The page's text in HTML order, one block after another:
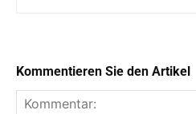
Kommentieren Sie den Artikel